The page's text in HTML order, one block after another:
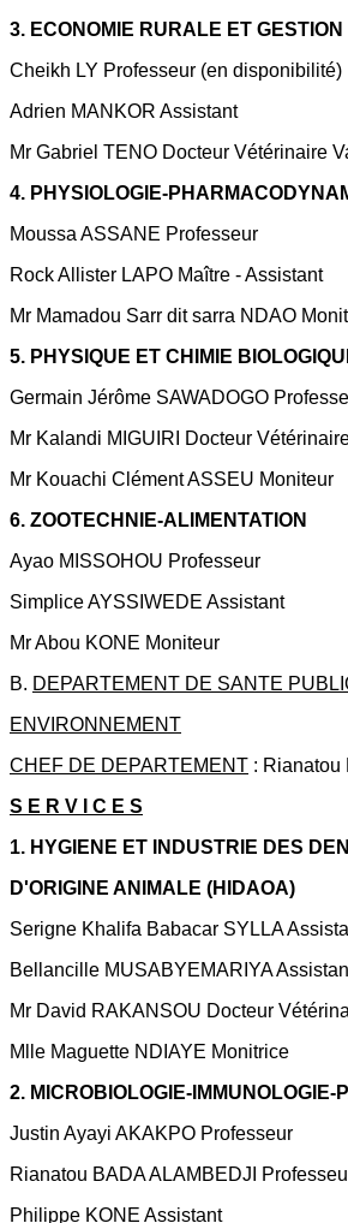
3. ECONOMIE RURALE ET GESTION
Cheikh LY Professeur (en disponibilité)
Adrien MANKOR Assistant
Mr Gabriel TENO Docteur Vétérinaire
4. PHYSIOLOGIE-
Moussa ASSANE Professeur
Rock Allister LAPO Maître - Assistant
Mr Mamadou Sarr dit sarra NDAO
5. PHYSIQUE ET CHIMIE
Germain Jérôme SAWADOGO
Mr Kalandi MIGUIRI Docteur
Mr Kouachi Clément ASSEU Moniteur
6. ZOOTECHNIE-ALIMENTATION
Ayao MISSOHOU Professeur
Simplice AYSSIWEDE Assistant
Mr Abou KONE Moniteur
B. DEPARTEMENT DE SANTE
ENVIRONNEMENT
CHEF DE DEPARTEMENT : Rianatou
S E R V I C E S
1. HYGIENE ET INDUSTRIE DES
D'ORIGINE ANIMALE (HIDAOA)
Serigne Khalifa Babacar SYLLA
Bellancille MUSABYEMARIYA
Mr David RAKANSOU Docteur
Mlle Maguette NDIAYE Monitrice
2. MICROBIOLOGIE-IMMUNOLOGIE-
Justin Ayayi AKAKPO Professeur
Rianatou BADA ALAMBEDJI
Philippe KONE Assistant